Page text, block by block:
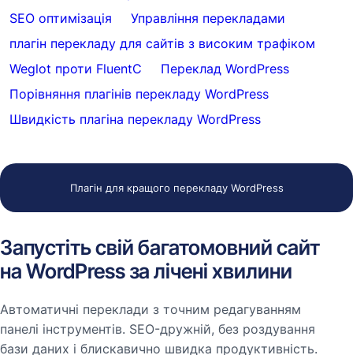
SEO оптимізація
Управління перекладами
плагін перекладу для сайтів з високим трафіком
Weglot проти FluentC
Переклад WordPress
Порівняння плагінів перекладу WordPress
Швидкість плагіна перекладу WordPress
Плагін для кращого перекладу WordPress
Запустіть свій багатомовний сайт
на WordPress за лічені хвилини
Автоматичні переклади з точним редагуванням
панелі інструментів. SEO-дружній, без роздування
бази даних і блискавично швидка продуктивність.